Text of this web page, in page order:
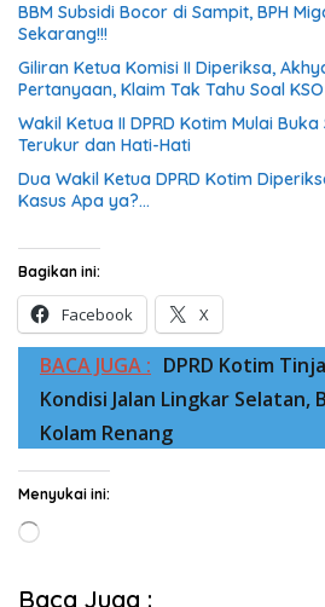
BBM Subsidi Bocor di Sampit, BPH
Sekarang!!!
Giliran Ketua Komisi II Diperiksa,
Pertanyaan, Klaim Tak Tahu Soal
Wakil Ketua II DPRD Kotim Mulai
Terukur dan Hati-Hati
Dua Wakil Ketua DPRD Kotim
Kasus Apa ya?…
Bagikan ini:
Facebook X
BACA JUGA : DPRD Kotim
Kondisi Jalan Lingkar Selatan,
Kolam Renang
Menyukai ini:
Memuat...
Baca Juga :